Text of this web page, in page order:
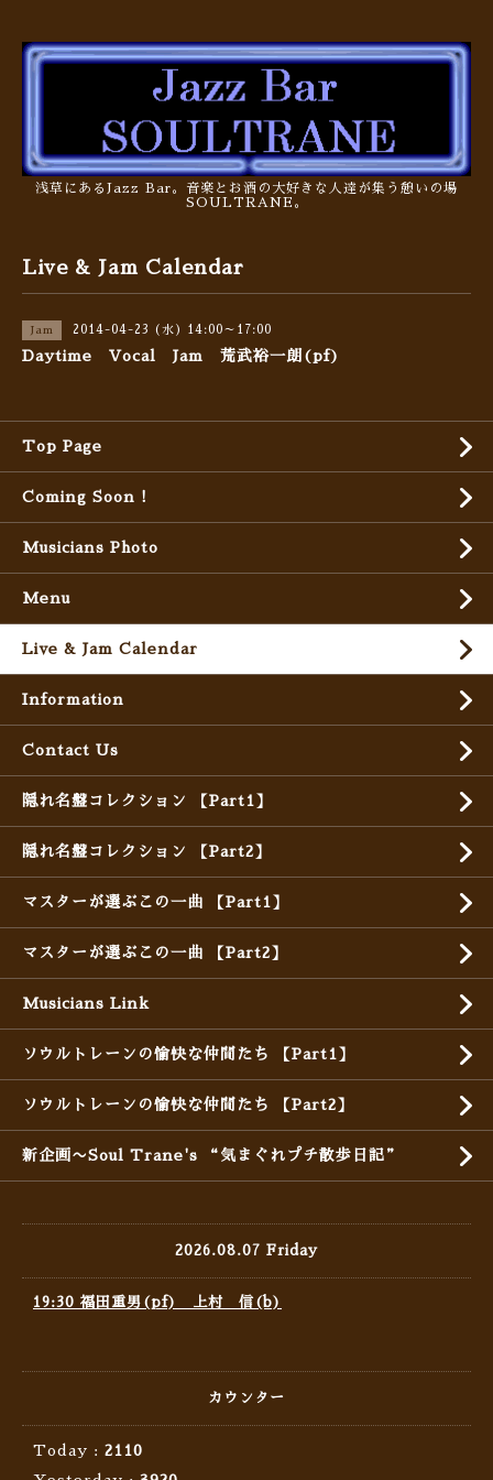
浅草にあるJazz Bar。音楽とお酒の大好きな人達が集う憩いの場
SOULTRANE。
Live & Jam Calendar
Jam 2014-04-23 (水) 14:00～17:00
Daytime Vocal Jam 荒武裕一朗(pf)
Top Page
Coming Soon !
Musicians Photo
Menu
Live & Jam Calendar
Information
Contact Us
隠れ名盤コレクション 【Part1】
隠れ名盤コレクション 【Part2】
マスターが選ぶこの一曲 【Part1】
マスターが選ぶこの一曲 【Part2】
Musicians Link
ソウルトレーンの愉快な仲間たち 【Part1】
ソウルトレーンの愉快な仲間たち 【Part2】
新企画〜Soul Trane's “気まぐれプチ散歩日記”
2026.08.07 Friday
19:30 福田重男(pf) 上村 信(b)
カウンター
Today : 2110